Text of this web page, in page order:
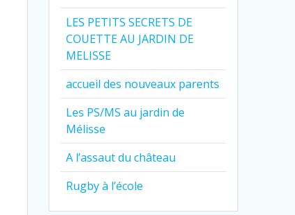
LES PETITS SECRETS DE
COUETTE AU JARDIN DE
MELISSE
accueil des nouveaux parents
Les PS/MS au jardin de
Mélisse
A l’assaut du château
Rugby à l’école